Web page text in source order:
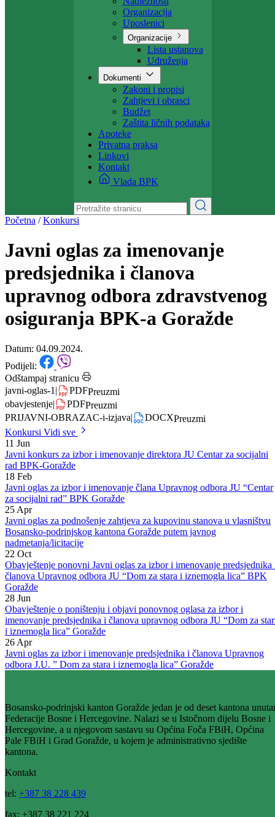
Ministarstvo
Ministar
Nadležnosti
Organizacija
Uposlenici
Organizacije
Lista ustanova
Udruženja
Dokumenti
Zakoni i propisi
Zahtjevi i obrasci
Budžet
Zaštita ličnih podataka
Apoteke
Privatna praksa
Linkovi
Kontakt
Vlada BPK
Početna/Konkursi
Javni oglas za imenovanje
predsjednika i članova
upravnog odbora zdravstvenog
osiguranja BPK-a Goražde
Datum: 04.09.2024.
Podijeli:
Odštampaj stranicu
javni-oglas-1| PDF Preuzmi
obavjestenje| PDF
PRIJAVNI-OBRAZAC-i-izjava| DOCXPreuzmi
KonkursiVidi sve
11 Jun
Javni konkurs za izbor i imenovanje direktora JU Centar za socijalni
rad BPK-Goražde
18 Feb
Javni oglas za izbor i imenovanje člana Upravnog odbora JU “Centar
za socijalni rad” BPK Goražde
25Apr
Javni oglas za podnošenje zahtjeva za kupovinu stanova u vlasništvu
Bosansko-podrinjskog kantona Goražde putem javnog
nadmetanja/licitacije
22 Oct
Obavještenje ponovni Javni oglas za izbor i imenovanje predsjednika
članova Upravnog odbora JU “Dom za stara i iznemogla lica” BPK
Goražde
28 Jun
Obavještenje o poništenju i objavi ponovnog oglasa za izbor i
imenovanje predsjednika i članova upravnog odbora JU “Dom za
i iznemogla lica” Goražde